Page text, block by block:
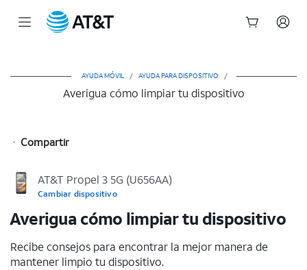
AYUDA MÓVIL / AYUDA PARA DISPOSITIVO /
Averigua cómo limpiar tu dispositivo
Compartir
AT&T Propel 3 5G (U656AA)
Cambiar dispositivo
Averigua cómo limpiar tu dispositivo
Recibe consejos para encontrar la mejor manera de
mantener limpio tu dispositivo.